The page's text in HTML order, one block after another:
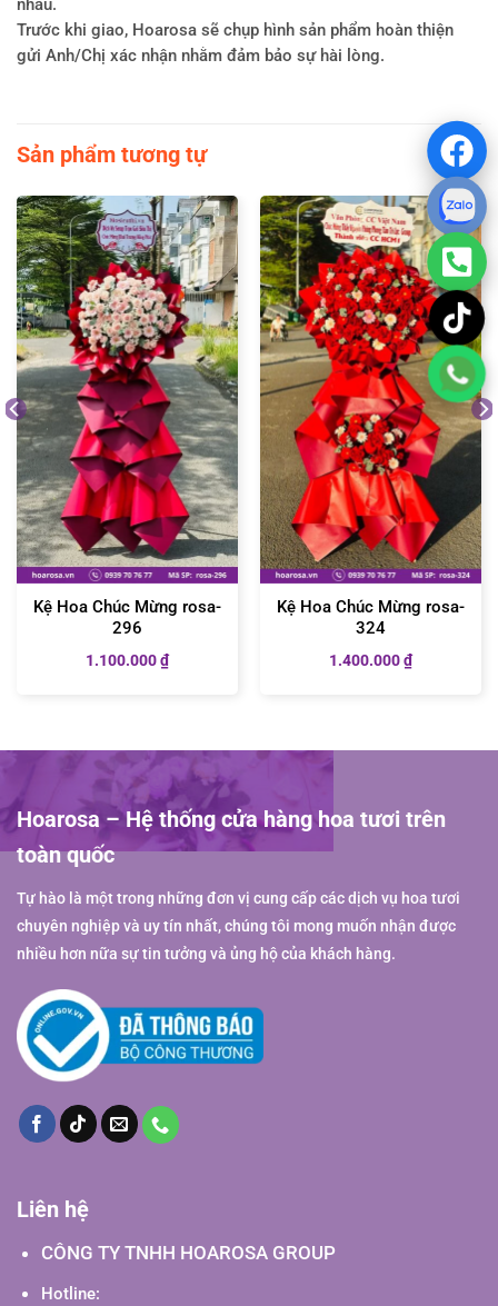
nhau.
Trước khi giao, Hoarosa sẽ chụp hình sản phẩm hoàn thiện
gửi Anh/Chị xác nhận nhằm đảm bảo sự hài lòng.
Sản phẩm tương tự
Kệ Hoa Chúc Mừng rosa-
296
1.100.000₫
Kệ Hoa Chúc Mừng rosa-
324
1.400.000₫
Hoarosa – Hệ thống cửa hàng hoa tươi trên
toàn quốc
Tự hào là một trong những đơn vị cung cấp các dịch vụ hoa tươi
chuyên nghiệp và uy tín nhất, chúng tôi mong muốn nhận được
nhiều hơn nữa sự tin tưởng và ủng hộ của khách hàng.
Liên hệ
CÔNG TY TNHH HOAROSA GROUP
Hotline: